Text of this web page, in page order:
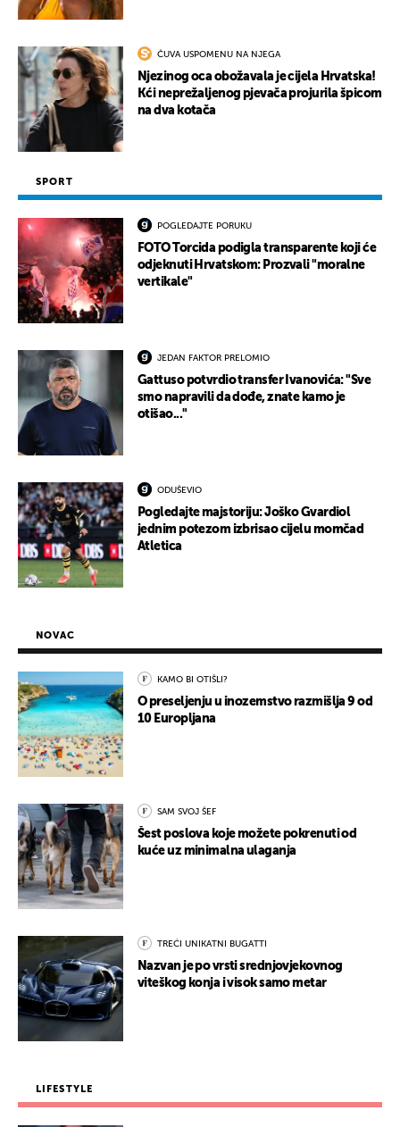
ČUVA USPOMENU NA NJEGA
Njezinog oca obožavala je cijela Hrvatska!
Kći neprežaljenog pjevača projurila špicom
na dva kotača
SPORT
POGLEDAJTE PORUKU
FOTO Torcida podigla transparente koji će
odjeknuti Hrvatskom: Prozvali "moralne
vertikale"
JEDAN FAKTOR PRELOMIO
Gattuso potvrdio transfer Ivanovića: "Sve
smo napravili da dođe, znate kamo je
otišao..."
ODUŠEVIO
Pogledajte majstoriju: Joško Gvardiol
jednim potezom izbrisao cijelu momčad
Atletica
NOVAC
KAMO BI OTIŠLI?
O preseljenju u inozemstvo razmišlja 9 od
10 Europljana
SAM SVOJ ŠEF
Šest poslova koje možete pokrenuti od
kuće uz minimalna ulaganja
TREĆI UNIKATNI BUGATTI
Nazvan je po vrsti srednjovjekovnog
viteškog konja i visok samo metar
LIFESTYLE